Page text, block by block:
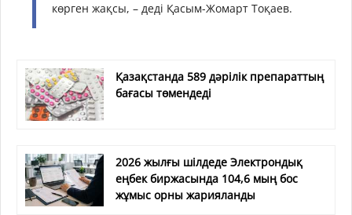
көрген жақсы, – деді Қасым-Жомарт Тоқаев.
Қазақстанда 589 дәрілік препараттың
бағасы төмендеді
2026 жылғы шілдеде Электрондық
еңбек биржасында 104,6 мың бос
жұмыс орны жарияланды